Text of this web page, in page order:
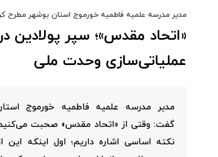
مدیر مدرسه علمیه فاطمیه خورموج استان بوشهر مطرح
«اتحاد مقدس»؛ سپر پولادین
عملیاتی‌سازی وحدت ملی
مدیر مدرسه علمیه فاطمیه خورموج
گفت: وقتی از «اتحاد مقدس» صحبت
نکته اساسی اشاره داریم؛ اول اینکه این